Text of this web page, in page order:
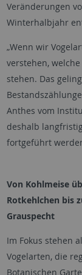
Veränderungen
Winterhalbjahr
„Wenn wir
verstehen,
stehen. Das
Anthes vom
deshalb
fortgeführt
Von Kohlmeise
Rotkehlchen bis
Grauspecht
Im Fokus stehen
Vogelarten, die
Botanischen